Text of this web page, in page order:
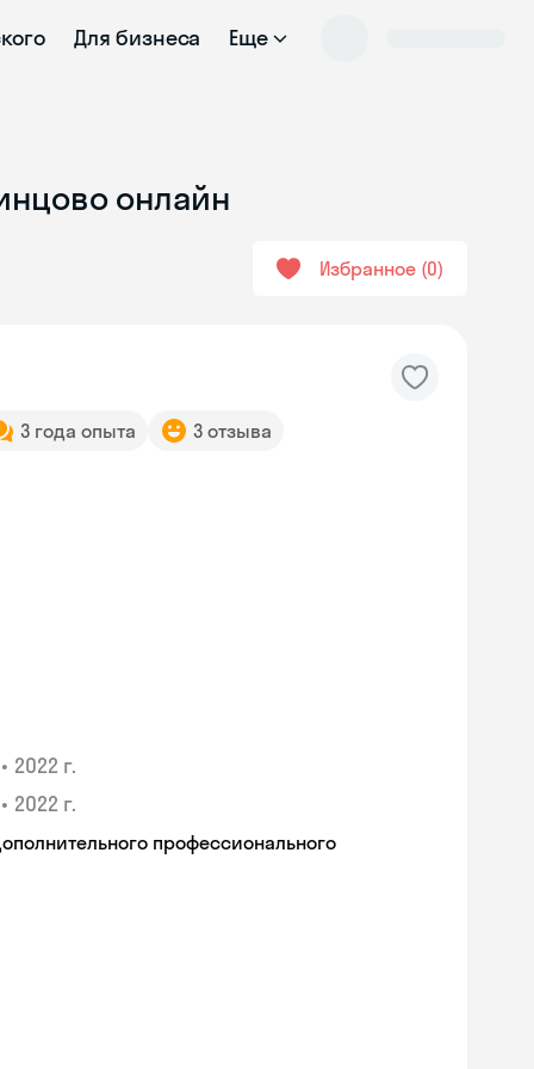
Для бизнеса Еще
онлайн
Избранное 0
3 года опыта 3 отзыва
• 2022 г.
• 2022 г.
профессионального